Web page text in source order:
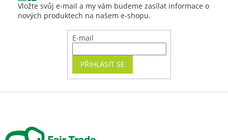
Vložte svůj e-mail a my vám budeme zasílat informace o
nových produktech na našem e-shopu.
E-mail
PŘIHLÁSIT SE